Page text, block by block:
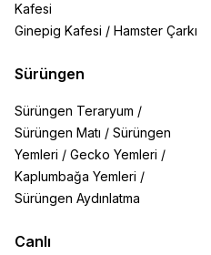
Kafesi
Ginepig Kafesi / Hamster Çarkı
Sürüngen
Sürüngen Teraryum /
Sürüngen Matı / Sürüngen
Yemleri / Gecko Yemleri /
Kaplumbağa Yemleri /
Sürüngen Aydınlatma
Canlı